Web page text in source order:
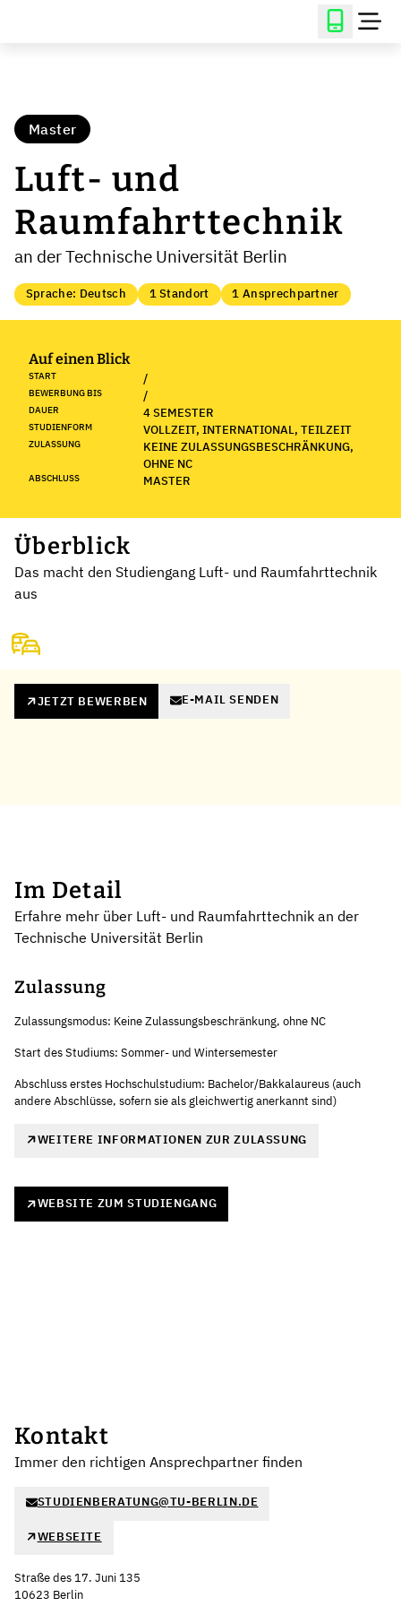
Master
Luft- und
Raumfahrttechnik
an der Technische Universität Berlin
Sprache: Deutsch 1 Standort 1 Ansprechpartner
Auf einen Blick
START /
BEWERBUNG BIS /
DAUER 4 SEMESTER
STUDIENFORM VOLLZEIT, INTERNATIONAL, TEILZEIT
ZULASSUNG
KEINE ZULASSUNGSBESCHRÄNKUNG,
OHNE NC
ABSCHLUSS MASTER
Überblick
Das macht den Studiengang Luft- und Raumfahrttechnik
aus
JETZT BEWERBEN E-MAIL SENDEN
Im Detail
Erfahre mehr über Luft- und Raumfahrttechnik an der
Technische Universität Berlin
Zulassung
Zulassungsmodus: Keine Zulassungsbeschränkung, ohne NC
Start des Studiums: Sommer- und Wintersemester
Abschluss erstes Hochschulstudium: Bachelor/Bakkalaureus (auch
andere Abschlüsse, sofern sie als gleichwertig anerkannt sind)
WEITERE INFORMATIONEN ZUR ZULASSUNG
WEBSITE ZUM STUDIENGANG
Kontakt
Immer den richtigen Ansprechpartner finden
STUDIENBERATUNG@TU-BERLIN.DE
WEBSEITE
Straße des 17. Juni 135
10623 Berlin